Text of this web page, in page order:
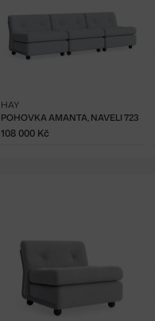
POHOVKA AMANTA, NAVELI 723
HAY
108 000 Kč